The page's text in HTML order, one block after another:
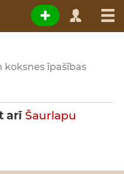
īpašības
arī Šaurlapu